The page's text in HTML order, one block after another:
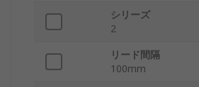
シリーズ
2
リード間隔
100mm